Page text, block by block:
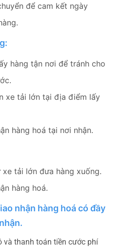
để cam kết ngày
hàng tận nơi để tránh cho
xe tải lớn tại địa điểm lấy
hàng hoá tại nơi nhận.
tải lớn đưa hàng xuống.
hàng hoá.
nhận hàng hoá có đầy
và thanh toán tiền cước phí